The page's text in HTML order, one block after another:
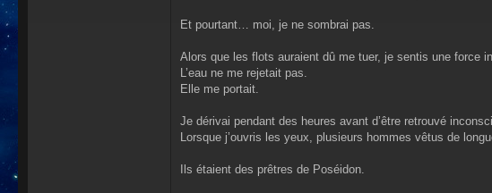
Et pourtant… moi, je ne sombrai pas.
Alors que les flots auraient dû me tuer, je sentis une force
L’eau ne me rejetait pas.
Elle me portait.
Je dérivai pendant des heures avant d’être retrouvé
Lorsque j’ouvris les yeux, plusieurs hommes vêtus de
Ils étaient des prêtres de Poséidon.